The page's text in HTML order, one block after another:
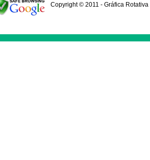
Copyright © 2011 - Gráfica